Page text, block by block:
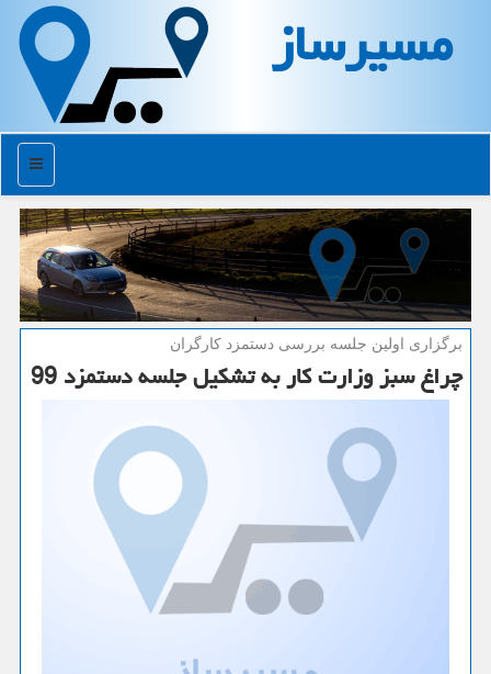
مسیرساز
منو
برگزاری اولین جلسه بررسی دستمزد كارگران
چراغ سبز وزارت كار به تشكیل جلسه دستمزد 99